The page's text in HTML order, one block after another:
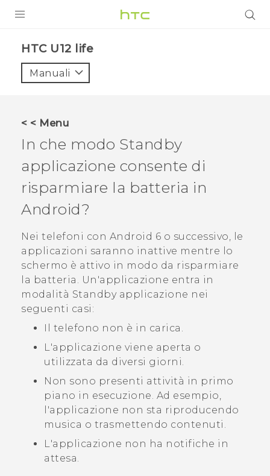
VIVE
VIVERSE
ASSISTENZA
Accessori e dispositivi HTC
Accesso
HTC U12 life‎
Manuali
< < Menu
In che modo Standby
applicazione consente di
risparmiare la batteria in
Android?
Nei telefoni con Android 6 o successivo, le
applicazioni saranno inattive mentre lo
schermo è attivo in modo da risparmiare
la batteria. Un'applicazione entra in
modalità Standby applicazione nei
seguenti casi:
Il telefono non è in carica.
L'applicazione viene aperta o
utilizzata da diversi giorni.
Non sono presenti attività in primo
piano in esecuzione. Ad esempio,
l'applicazione non sta riproducendo
musica o trasmettendo contenuti.
L'applicazione non ha notifiche in
attesa.